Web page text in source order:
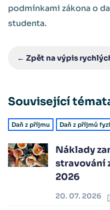
podmínkami zákona o
studenta.
← Zpět na výpis
Související
Daň z příjmu Daň z příjmů
Náklady
stravování
2026
20. 07. 2026